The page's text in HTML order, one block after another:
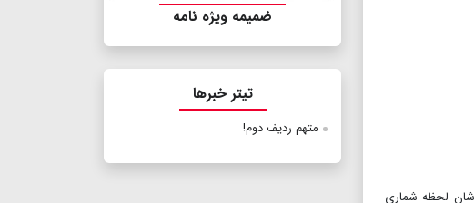
لحظه شماری
ضمیمه ویژه نامه
تیتر خبرها
متهم ردیف دوم!